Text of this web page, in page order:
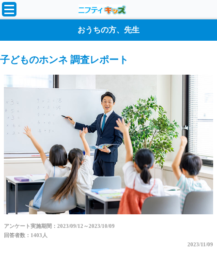
おうちの方、先生
子どものホンネ 調査レポート
アンケート実施期間：2023/09/12～2023/10/09
回答者数：1403人
2023/11/09